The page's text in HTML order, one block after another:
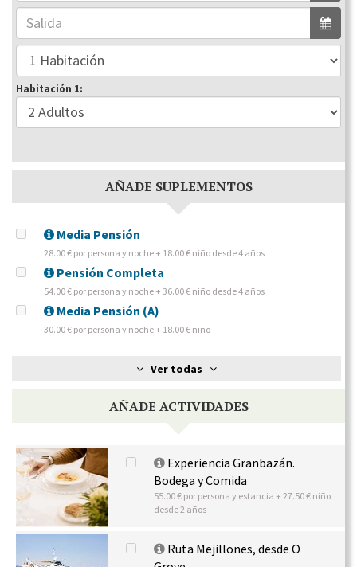
Habitación 1:
AÑADE SUPLEMENTOS
Media Pensión
28.00 € por persona y noche + 18.00 € niño desde 4 años
Pensión Completa
54.00 € por persona y noche + 36.00 € niño desde 4 años
Media Pensión (A)
30.00 € por persona y noche + 18.00 € niño
Ver todas
AÑADE ACTIVIDADES
Experiencia Granbazán.
Bodega y Comida
55.00 € por persona y estancia + 27.50 € niño
desde 2 años
Ruta Mejillones, desde O